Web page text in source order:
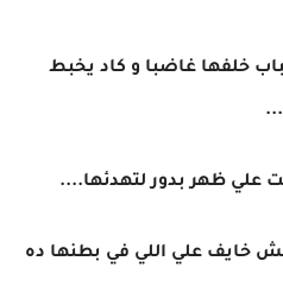
خلفها غاضبا و كاد يخبط
علي ظهر بدور لتهدئها....
خايف علي اللي في بطنها ده